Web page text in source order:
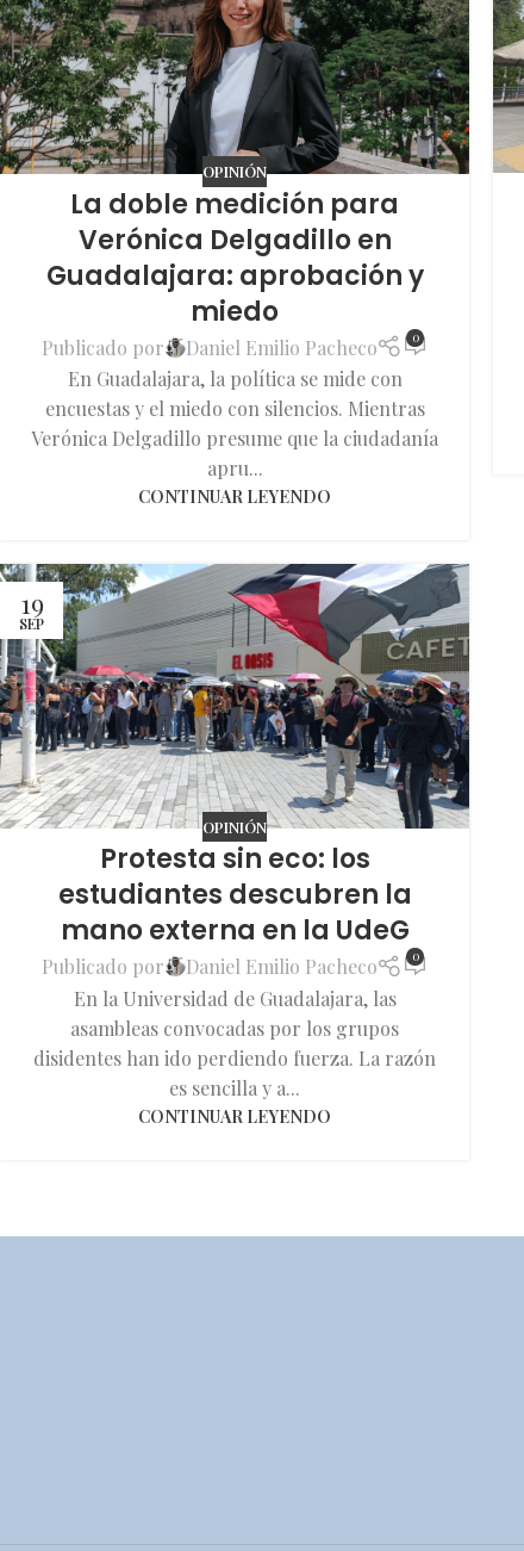
OPINIÓN
La doble medición para
Verónica Delgadillo en
Guadalajara: aprobación y
miedo
Publicado por Daniel Emilio Pacheco 0
En Guadalajara, la política se mide con
encuestas y el miedo con silencios. Mientras
Verónica Delgadillo presume que la ciudadanía
apru...
CONTINUAR LEYENDO
19
SEP
OPINIÓN
Protesta sin eco: los
estudiantes descubren la
mano externa en la UdeG
Publicado por Daniel Emilio Pacheco 0
En la Universidad de Guadalajara, las
asambleas convocadas por los grupos
disidentes han ido perdiendo fuerza. La razón
es sencilla y a...
CONTINUAR LEYENDO